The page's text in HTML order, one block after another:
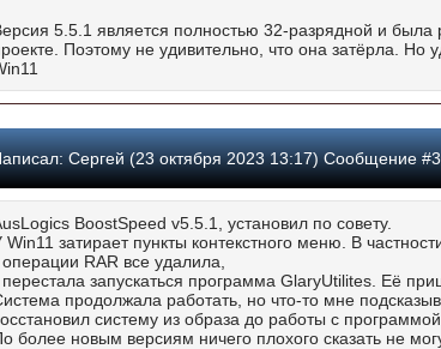
5.5.1 является полностью 32-разрядной и
Поэтому не удивительно, что она затёрла. Но
Сергей (23 октября 2023 13:17) Сообщение
BoostSpeed v5.5.1, установил по совету.
Win11 затирает пункты контекстного меню. В
RAR все удалила,
запускаться программа GlaryUtilites. Её
продолжала работать, но что-то мне
систему из образа до работы с
более новым версиям ничего плохого сказать не